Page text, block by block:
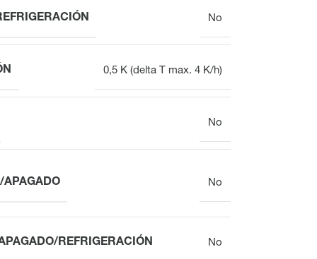
No
0,5 K (delta T max. 4 K/h)
No
APAGADO No
REFRIGERACIÓN No